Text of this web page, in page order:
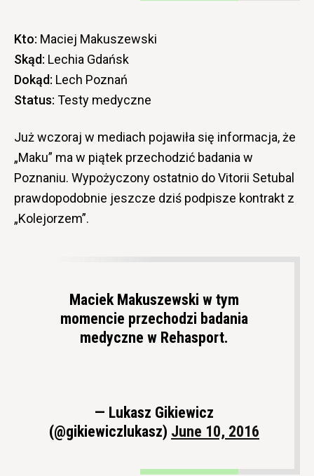
Kto: Maciej Makuszewski
Skąd: Lechia Gdańsk
Dokąd: Lech Poznań
Status: Testy medyczne
Już wczoraj w mediach pojawiła się informacja, że
„Maku” ma w piątek przechodzić badania w
Poznaniu. Wypożyczony ostatnio do Vitorii Setubal
prawdopodobnie jeszcze dziś podpisze kontrakt z
„Kolejorzem”.
Maciek Makuszewski w tym
momencie przechodzi badania
medyczne w Rehasport.
— Lukasz Gikiewicz
(@gikiewiczlukasz) June 10, 2016